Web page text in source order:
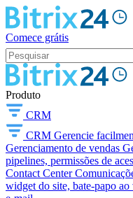
Comece grátis
Produto
CRM
CRM Gerencie
Gerenciamento de vendas
pipelines, permissões de
Contact Center
widget do site, bate-papo